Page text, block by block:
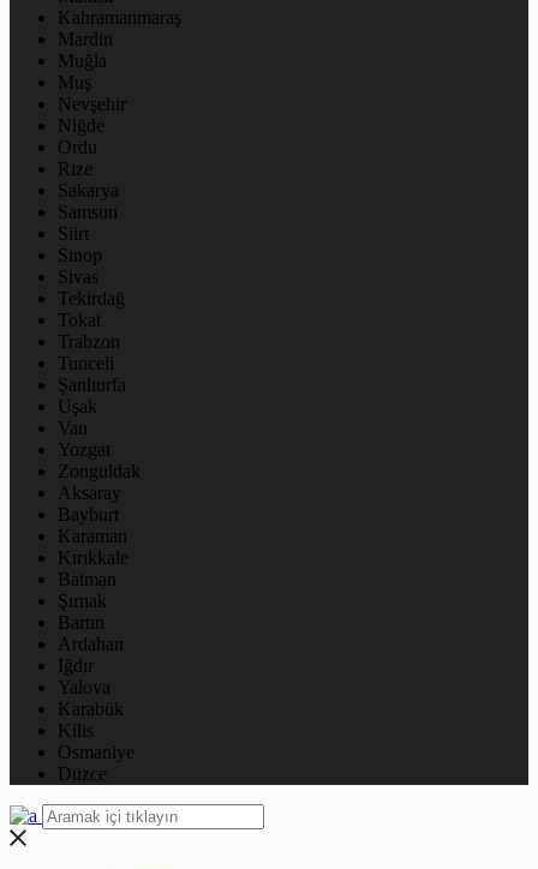
Kahramanmaraş
Mardin
Muğla
Muş
Nevşehir
Niğde
Ordu
Rize
Sakarya
Samsun
Siirt
Sinop
Sivas
Tekirdağ
Tokat
Trabzon
Tunceli
Şanlıurfa
Uşak
Van
Yozgat
Zonguldak
Aksaray
Bayburt
Karaman
Kırıkkale
Batman
Şırnak
Bartın
Ardahan
Iğdır
Yalova
Karabük
Kilis
Osmaniye
Düzce